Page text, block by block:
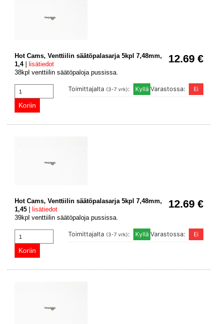
12.69 €
Hot Cams, Venttiilin säätöpalasarja 5kpl 7,48mm,
1,4|
lisätiedot
38kpl venttiilin säätöpaloja pussissa.
Varastossa:
Toimittajalta (3-7 vrk):
12.69 €
Hot Cams, Venttiilin säätöpalasarja 5kpl 7,48mm,
1,45
lisätiedot
39kpl venttiilin säätöpaloja pussissa.
Varastossa:
Toimittajalta (3-7 vrk):